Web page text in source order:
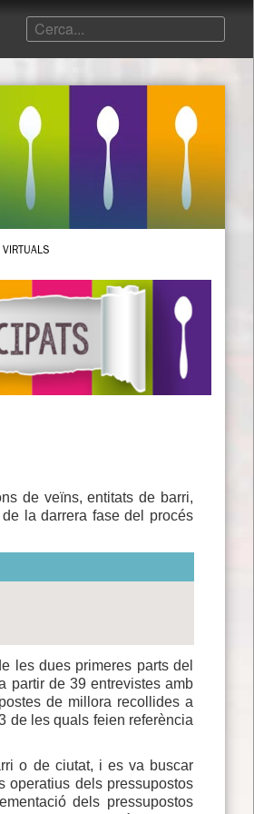
de veïns, entitats de barri,
la darrera fase del procés
les dues primeres parts del
partir de 39 entrevistes amb
de millora recollides a
de les quals feien referència
o de ciutat, i es va buscar
operatius dels pressupostos
dels pressupostos